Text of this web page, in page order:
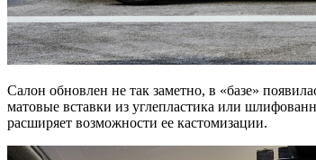
Салон обновлен не так заметно, в «базе»
матовые вставки из углепластика или
расширяет возможности ее кастомизации.